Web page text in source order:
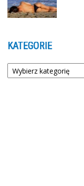
KATEGORIE
Kategorie